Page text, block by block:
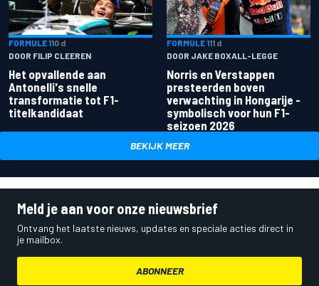
FORMULE 110 d
DOOR FILIP CLEEREN
Het opvallende aan
Antonelli's snelle
transformatie tot F1-
titelkandidaat
FORMULE 111 d
DOOR JAKE BOXALL-LEGGE
Norris en Verstappen
presteerden boven
verwachting in Hongarije -
symbolisch voor hun F1-
seizoen 2026
BEKIJK MEER
Meld je aan voor onze nieuwsbrief
Ontvang het laatste nieuws, updates en speciale acties direct in
je mailbox.
ABONNEER